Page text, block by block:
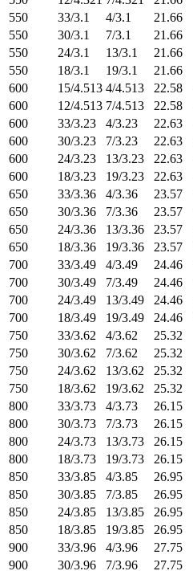
550
33/3.1 4/3.1 21.66
550
30/3.1 7/3.1 21.66
550
24/3.1 13/3.1 21.66
550
18/3.1 19/3.1 21.66
600
15/4.513 4/4.513 22.58
600
12/4.513 7/4.513 22.58
600
33/3.23 4/3.23 22.63
600
30/3.23 7/3.23 22.63
600
24/3.23 13/3.23 22.63
600
18/3.23 19/3.23 22.63
650
33/3.36 4/3.36 23.57
650
30/3.36 7/3.36 23.57
650
24/3.36 13/3.36 23.57
650
18/3.36 19/3.36 23.57
700
33/3.49 4/3.49 24.46
700
30/3.49 7/3.49 24.46
700
24/3.49 13/3.49 24.46
700
18/3.49 19/3.49 24.46
750
33/3.62 4/3.62 25.32
750
30/3.62 7/3.62 25.32
750
24/3.62 13/3.62 25.32
750
18/3.62 19/3.62 25.32
800
33/3.73 4/3.73 26.15
800
30/3.73 7/3.73 26.15
800
24/3.73 13/3.73 26.15
800
18/3.73 19/3.73 26.15
850
33/3.85 4/3.85 26.95
850
30/3.85 7/3.85 26.95
850
24/3.85 13/3.85 26.95
850
18/3.85 19/3.85 26.95
900
33/3.96 4/3.96 27.75
900
30/3.96 7/3.96 27.75